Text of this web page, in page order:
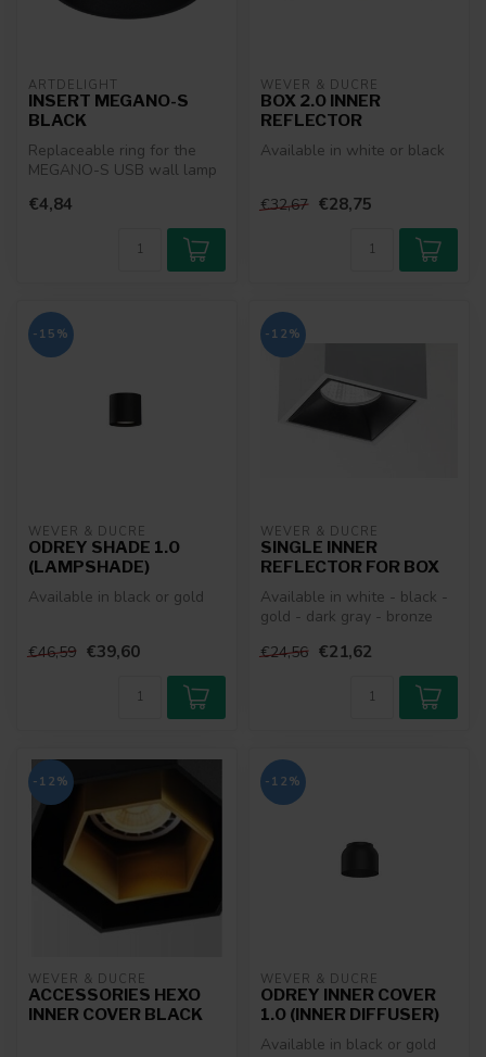
ARTDELIGHT
INSERT MEGANO-S
BLACK
Replaceable ring for the
MEGANO-S USB wall lamp
€4,84
WEVER & DUCRÉ
BOX 2.0 INNER
REFLECTOR
Available in white or black
€32,67 €28,75
-15%
WEVER & DUCRÉ
ODREY SHADE 1.0
(LAMPSHADE)
Available in black or gold
€46,59 €39,60
-12%
WEVER & DUCRÉ
SINGLE INNER
REFLECTOR FOR BOX
Available in white - black -
gold - dark gray - bronze
€24,56 €21,62
-12%
WEVER & DUCRÉ
ACCESSORIES HEXO
INNER COVER BLACK
-12%
WEVER & DUCRÉ
ODREY INNER COVER
1.0 (INNER DIFFUSER)
Available in black or gold